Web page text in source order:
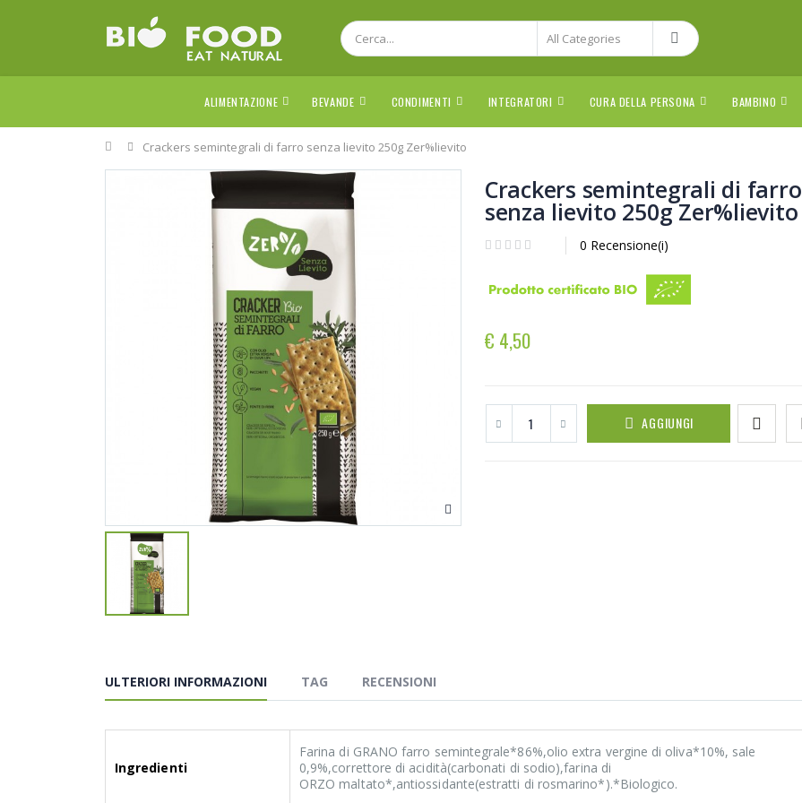
ALIMENTAZIONE BEVANDE CONDIMENTI INTEGRATORI CURA DELLA PERSONA BAMBINO
Home
Crackers semintegrali di farro senza lievito 250g Zer%lievito
Crackers semintegrali di farro
senza lievito 250g Zer%lievito
0 Recensione(i)
€ 4,50
AGGIUNGI
ULTERIORI INFORMAZIONI TAG RECENSIONI
Ingredienti
Farina di GRANO farro semintegrale*86%,olio extra vergine di oliva*10%, sale
0,9%,correttore di acidità(carbonati di sodio),farina di
ORZO maltato*,antiossidante(estratti di rosmarino*).*Biologico.